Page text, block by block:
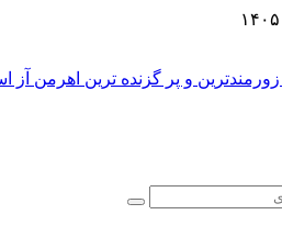
و پر گزنده ترین اهرمن
جستجو